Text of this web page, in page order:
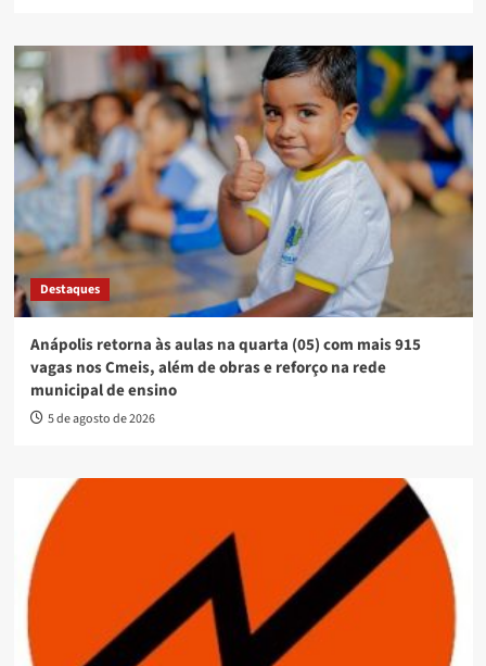
Destaques
Anápolis retorna às aulas na quarta (05) com mais 915
vagas nos Cmeis, além de obras e reforço na rede
municipal de ensino
5 de agosto de 2026